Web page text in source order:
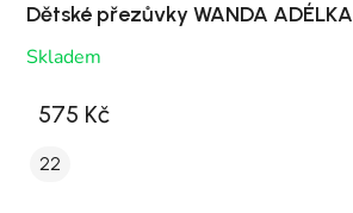
Dětské přezůvky WANDA ADÉLKA
Skladem
575 Kč
22